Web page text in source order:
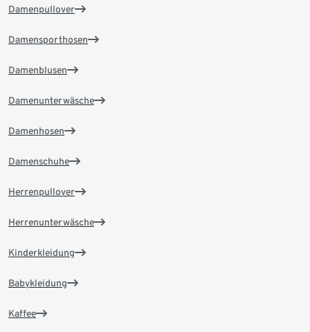
Damenpullover
Damensporthosen
Damenblusen
Damenunterwäsche
Damenhosen
Damenschuhe
Herrenpullover
Herrenunterwäsche
Kinderkleidung
Babykleidung
Kaffee